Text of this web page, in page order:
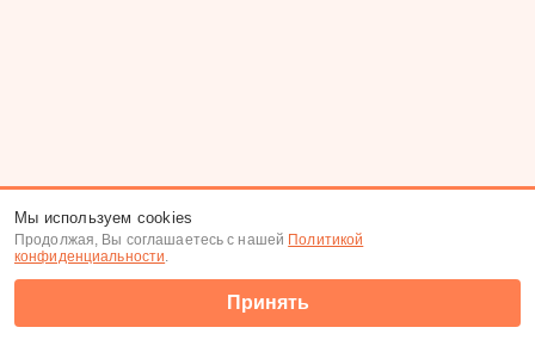
Мы используем cookies
Продолжая, Вы соглашаетесь с нашей Политикой
конфиденциальности.
Принять